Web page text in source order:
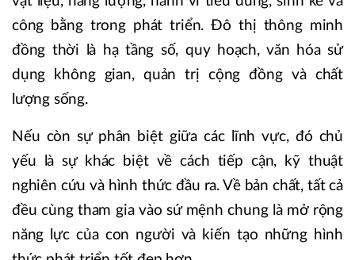
công bằng trong phát triển. Đô thị thông minh
đồng thời là hạ tầng số, quy hoạch, văn hóa sử
dụng không gian, quản trị cộng đồng và chất
lượng sống.
Nếu còn sự phân biệt giữa các lĩnh vực, đó chủ
yếu là sự khác biệt về cách tiếp cận, kỹ thuật
nghiên cứu và hình thức đầu ra. Về bản chất, tất cả
đều cùng tham gia vào sứ mệnh chung là mở rộng
năng lực của con người và kiến tạo những hình